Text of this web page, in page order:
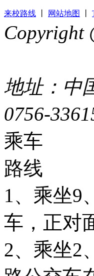
来校路线 网站地图
地址：中
0756-
乘车
路线
1、乘坐9
车，正对
2、乘坐2